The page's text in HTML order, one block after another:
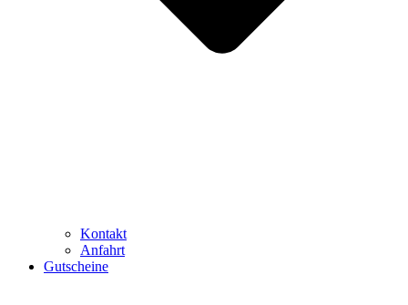
Kontakt
Anfahrt
Gutscheine